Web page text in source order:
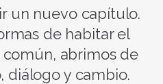
un nuevo capítulo.
de habitar el
abrimos de
diálogo y cambio.